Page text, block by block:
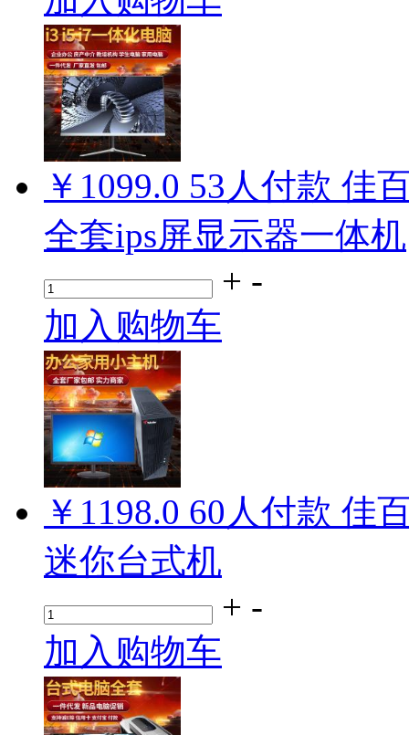
￥1099.0 53 人付款 佳
全套ips屏显示器一体机
+ -
加入购物车
￥1198.0 60 人付款 佳
迷你台式机
+ -
加入购物车